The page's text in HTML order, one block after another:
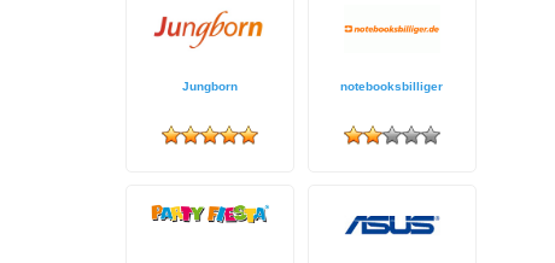
Jungborn notebooksbilliger